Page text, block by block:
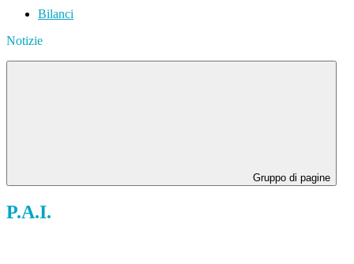
Bilanci
Notizie
Gruppo di pagine
P.A.I.